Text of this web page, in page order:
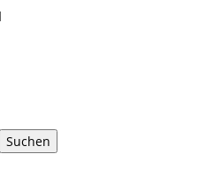
Suchen